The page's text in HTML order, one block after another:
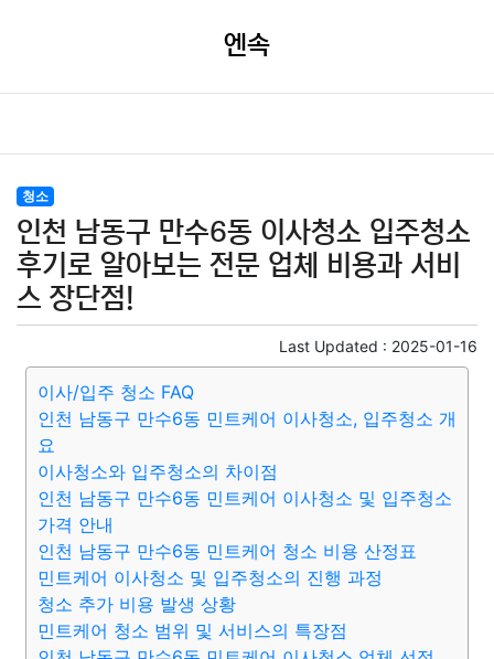
엔속
청소
인천 남동구 만수6동 이사청소 입주청소
후기로 알아보는 전문 업체 비용과 서비
스 장단점!
Last Updated : 2025-01-16
이사/입주 청소 FAQ
인천 남동구 만수6동 민트케어 이사청소, 입주청소 개
요
이사청소와 입주청소의 차이점
인천 남동구 만수6동 민트케어 이사청소 및 입주청소
가격 안내
인천 남동구 만수6동 민트케어 청소 비용 산정표
민트케어 이사청소 및 입주청소의 진행 과정
청소 추가 비용 발생 상황
민트케어 청소 범위 및 서비스의 특장점